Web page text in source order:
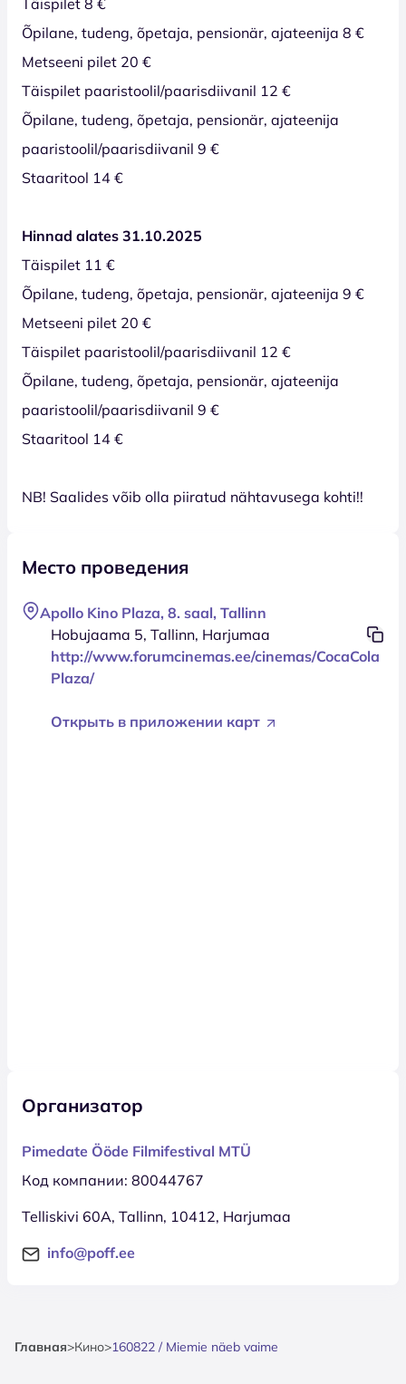
Õpilane, tudeng, õpetaja, pensionär, ajateenija 8 €
Metseeni pilet 20 €
Täispilet paaristoolil/paarisdiivanil 12 €
Õpilane, tudeng, õpetaja, pensionär, ajateenija
paaristoolil/paarisdiivanil 9 €
Staaritool 14 €
Hinnad alates 31.10.2025
Täispilet 11 €
Õpilane, tudeng, õpetaja, pensionär, ajateenija 9 €
Metseeni pilet 20 €
Täispilet paaristoolil/paarisdiivanil 12 €
Õpilane, tudeng, õpetaja, pensionär, ajateenija
paaristoolil/paarisdiivanil 9 €
Staaritool 14 €
NB! Saalides võib olla piiratud nähtavusega kohti!!
Место проведения
Apollo Kino Plaza, 8. saal, Tallinn
Hobujaama 5, Tallinn, Harjumaa
http://www.forumcinemas.ee/cinemas/CocaCola
Plaza/
Открыть в приложении карт
Организатор
Pimedate Ööde Filmifestival MTÜ
Код компании: 80044767
Telliskivi 60A, Tallinn, 10412, Harjumaa
info@poff.ee
Главная>Кино>160822 / Miemie näeb vaime